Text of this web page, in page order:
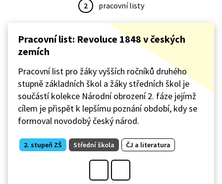
2 pracovní listy
Pracovní list: Revoluce 1848 v českých
zemích
Pracovní list pro žáky vyšších ročníků druhého
stupně základních škol a žáky středních škol je
součástí kolekce Národní obrození 2. fáze jejímž
cílem je přispět k lepšímu poznání období, kdy se
formoval novodobý český národ.
2. stupeň ZŠ Střední škola ČJ a literatura